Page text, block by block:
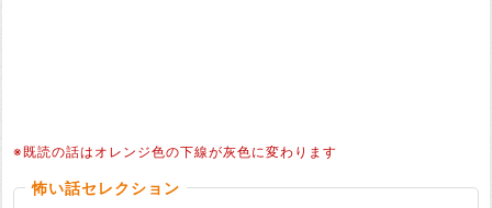
※既読の話はオレンジ色の下線が灰色に変わります
怖い話セレクション